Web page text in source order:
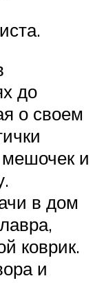
до
о своем
и
в дом
коврик.
и